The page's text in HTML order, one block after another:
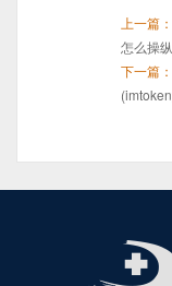
上一篇：
怎么操
下一篇：